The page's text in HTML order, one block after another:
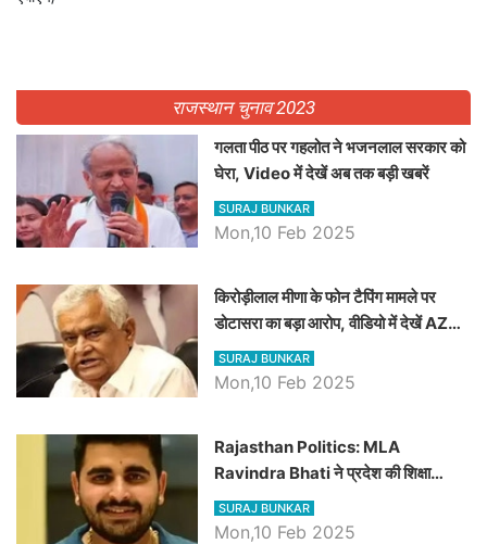
राजस्थान चुनाव 2023
गलता पीठ पर गहलोत ने भजनलाल सरकार को
घेरा, Video में देखें अब तक बड़ी खबरें
SURAJ BUNKAR
Mon,10 Feb 2025
किरोड़ीलाल मीणा के फोन टैपिंग मामले पर
डोटासरा का बड़ा आरोप, वीडियो में देखें AZ
बड़ी खबरें
SURAJ BUNKAR
Mon,10 Feb 2025
Rajasthan Politics: MLA
Ravindra Bhati ने प्रदेश की शिक्षा
व्यवस्था पर उठाए सवाल, Madan
Dilawar पर हमला करते हुए गिनवाये खाली
SURAJ BUNKAR
Mon,10 Feb 2025